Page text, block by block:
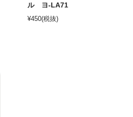
ル ヨ-LA71
¥450(税抜)